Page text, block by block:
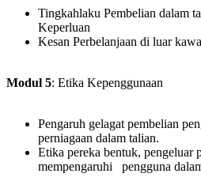
Tingkahlaku Pembelian dalam
Keperluan
Kesan Perbelanjaan di luar
Modul 5: Etika Kepenggunaan
Pengaruh gelagat pembelian
perniagaan dalam talian.
Etika pereka bentuk, pengeluar
mempengaruhi pengguna